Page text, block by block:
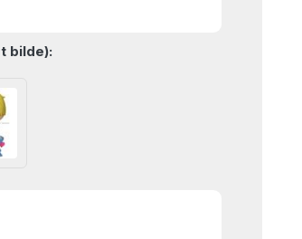
bilde):